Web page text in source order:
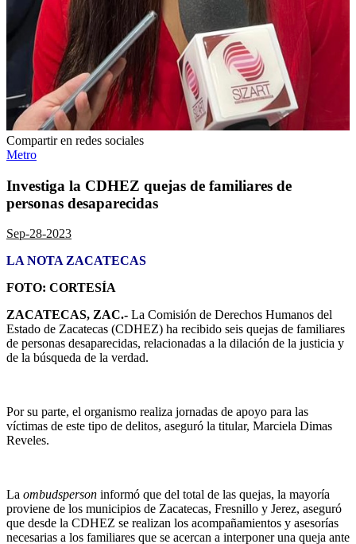
Compartir en redes sociales
Metro
Investiga la CDHEZ quejas de familiares de
personas desaparecidas
Sep-28-2023
LA NOTA ZACATECAS
FOTO: CORTESÍA
ZACATECAS, ZAC.- La Comisión de Derechos Humanos del
Estado de Zacatecas (CDHEZ) ha recibido seis quejas de familiares
de personas desaparecidas, relacionadas a la dilación de la justicia y
de la búsqueda de la verdad.
Por su parte, el organismo realiza jornadas de apoyo para las
víctimas de este tipo de delitos, aseguró la titular, Marciela Dimas
Reveles.
La ombudsperson informó que del total de las quejas, la mayoría
proviene de los municipios de Zacatecas, Fresnillo y Jerez, aseguró
que desde la CDHEZ se realizan los acompañamientos y asesorías
necesarias a los familiares que se acercan a interponer una queja ante